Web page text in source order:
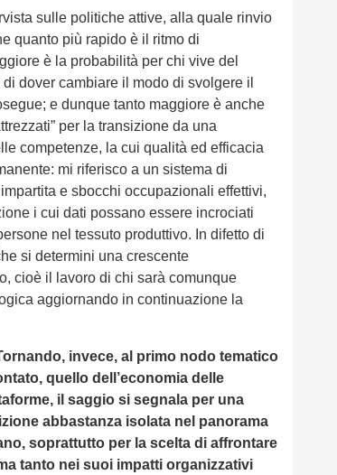
sulle politiche attive, alla quale rinvio
quanto più rapido è il ritmo di
è la probabilità per chi vive del
dover cambiare il modo di svolgere il
e dunque tanto maggiore è anche
per la transizione da una
competenze, la cui qualità ed efficacia
mi riferisco a un sistema di
e sbocchi occupazionali effettivi,
i cui dati possano essere incrociati
nel tessuto produttivo. In difetto di
si determini una crescente
cioè il lavoro di chi sarà comunque
aggiornando in continuazione la
invece, al primo nodo tematico
quello dell’economia delle
il saggio si segnala per una
abbastanza isolata nel panorama
soprattutto per la scelta di affrontare
tanto nei suoi impatti organizzativi